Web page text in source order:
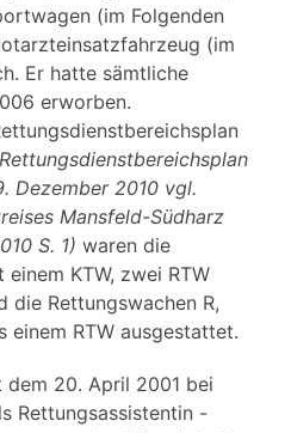
(im Folgenden
(im
Er hatte sämtliche
erworben.
Dezember 2010 vgl.
Mansfeld-Südharz
S. 1) waren die
KTW, zwei RTW
die Rettungswachen R,
einem RTW ausgestattet.
dem 20. April 2001 bei
Rettungsassistentin -